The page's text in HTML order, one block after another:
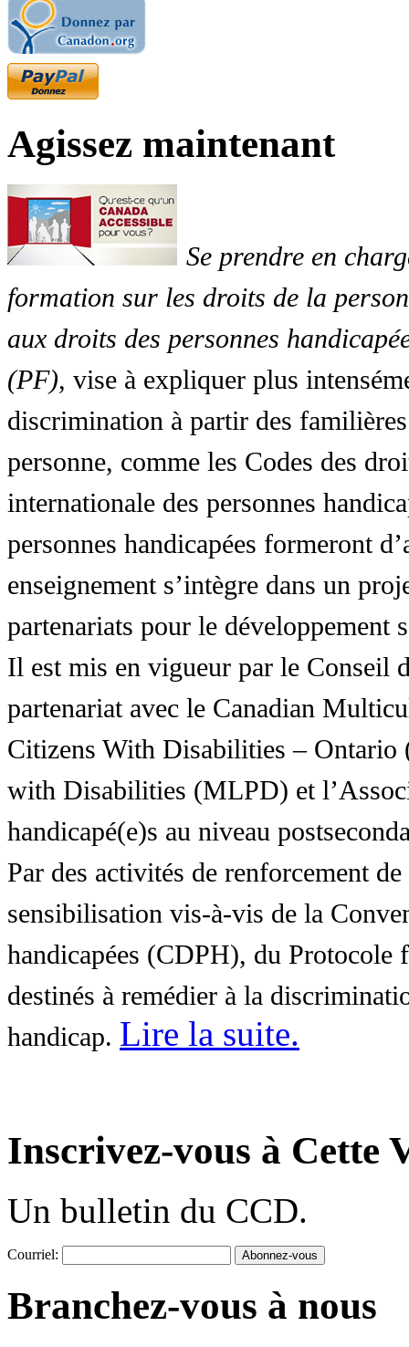
Agissez maintenant
Se prendre en
formation sur les droits de la
aux droits des personnes
(PF), vise à expliquer plus
discrimination à partir des
personne, comme les Codes des
internationale des personnes
personnes handicapées formeront
enseignement s’intègre dans un
partenariats pour le développement
Il est mis en vigueur par le Conseil
partenariat avec le Canadian
Citizens With Disabilities – Ontario
with Disabilities (MLPD) et
handicapé(e)s au niveau
Par des activités de renforcement
sensibilisation vis-à-vis de la
handicapées (CDPH), du Protocole
destinés à remédier à la
handicap. Lire la suite.
Inscrivez-vous à Cette
Un bulletin du CCD.
Courriel:
Branchez-vous à nous